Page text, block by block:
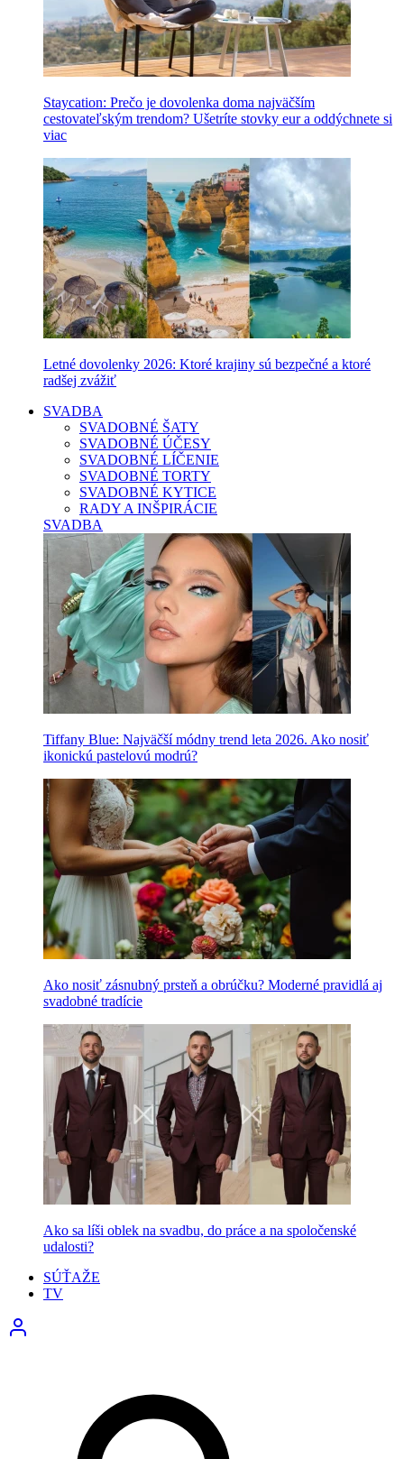
Staycation: Prečo je dovolenka doma najväčším
cestovateľským trendom? Ušetríte stovky eur a oddýchnete si
viac
Letné dovolenky 2026: Ktoré krajiny sú bezpečné a ktoré
radšej zvážiť
SVADBA
SVADOBNÉ ŠATY
SVADOBNÉ ÚČESY
SVADOBNÉ LÍČENIE
SVADOBNÉ TORTY
SVADOBNÉ KYTICE
RADY A INŠPIRÁCIE
SVADBA
Tiffany Blue: Najväčší módny trend leta 2026. Ako nosiť
ikonickú pastelovú modrú?
Ako nosiť zásnubný prsteň a obrúčku? Moderné pravidlá aj
svadobné tradície
Ako sa líši oblek na svadbu, do práce a na spoločenské
udalosti?
SÚŤAŽE
TV